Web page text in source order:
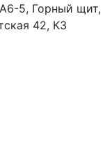
5, Горный щит,
42, К3